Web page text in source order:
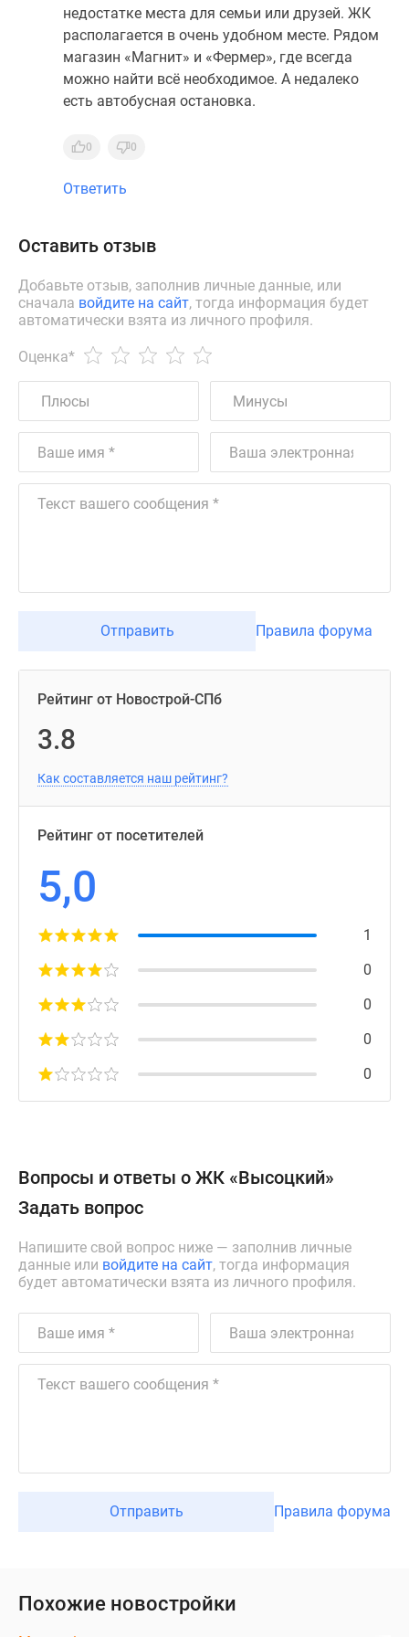
недостатке места для семьи или друзей. ЖК
располагается в очень удобном месте. Рядом
магазин «Магнит» и «Фермер», где всегда
можно найти всё необходимое. А недалеко
есть автобусная остановка.
0 0
Ответить
Оставить отзыв
Добавьте отзыв, заполнив личные данные, или
сначала войдите на сайт, тогда информация будет
автоматически взята из личного профиля.
Оценка*
Отправить Правила форума
Рейтинг от Новострой-СПб
3.8
Как составляется наш рейтинг?
Рейтинг от посетителей
5,0
1
0
0
0
0
Вопросы и ответы о ЖК «Высоцкий»
Задать вопрос
Напишите свой вопрос ниже — заполнив личные
данные или войдите на сайт, тогда информация
будет автоматически взята из личного профиля.
Отправить Правила форума
Похожие новостройки